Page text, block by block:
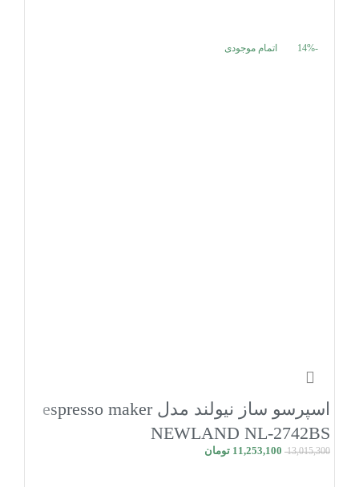
-14% اتمام موجودی
اسپرسو ساز نیولند مدل espresso maker
NEWLAND NL-2742BS
13,015,300
11,253,100 تومان